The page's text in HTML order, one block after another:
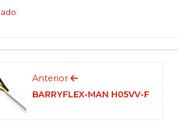
Anterior
BARRYFLEX-MAN H05VV-F